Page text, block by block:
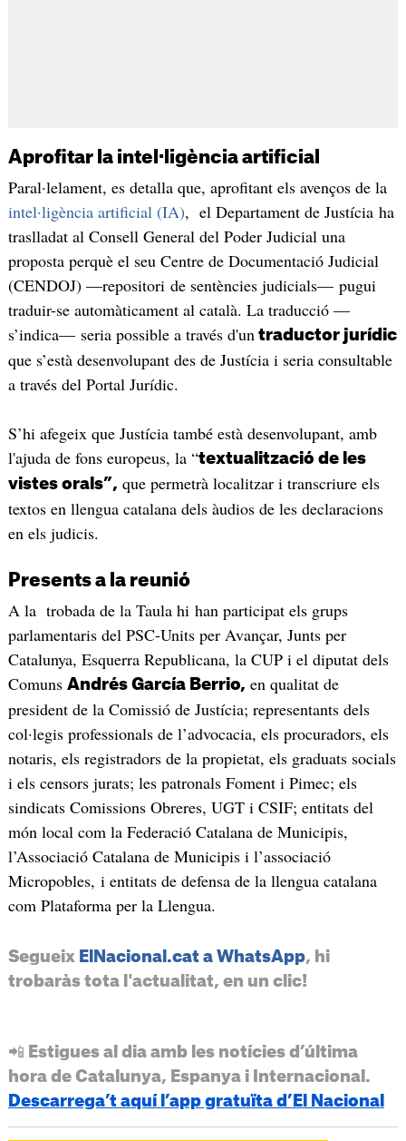
Aprofitar la intel·ligència artificial
Paral·lelament, es detalla que, aprofitant els avenços de la
intel·ligència artificial (IA), el Departament de Justícia ha
traslladat al Consell General del Poder Judicial una
proposta perquè el seu Centre de Documentació Judicial
(CENDOJ) —repositori de sentències judicials— pugui
traduir-se automàticament al català. La traducció —
s’indica— seria possible a través d'un traductor jurídic
que s’està desenvolupant des de Justícia i seria consultable
a través del Portal Jurídic.
S’hi afegeix que Justícia també està desenvolupant, amb
l'ajuda de fons europeus, la “textualització de les
vistes orals”, que permetrà localitzar i transcriure els
textos en llengua catalana dels àudios de les declaracions
en els judicis.
Presents a la reunió
A la trobada de la Taula hi han participat els grups
parlamentaris del PSC-Units per Avançar, Junts per
Catalunya, Esquerra Republicana, la CUP i el diputat dels
Comuns Andrés García Berrio, en qualitat de
president de la Comissió de Justícia; representants dels
col·legis professionals de l’advocacia, els procuradors, els
notaris, els registradors de la propietat, els graduats socials
i els censors jurats; les patronals Foment i Pimec; els
sindicats Comissions Obreres, UGT i CSIF; entitats del
món local com la Federació Catalana de Municipis,
l’Associació Catalana de Municipis i l’associació
Micropobles, i entitats de defensa de la llengua catalana
com Plataforma per la Llengua.
Segueix ElNacional.cat a WhatsApp, hi
trobaràs tota l'actualitat, en un clic!
📲 Estigues al dia amb les notícies d’última
hora de Catalunya, Espanya i Internacional.
Descarrega’t aquí l’app gratuïta d’El Nacional